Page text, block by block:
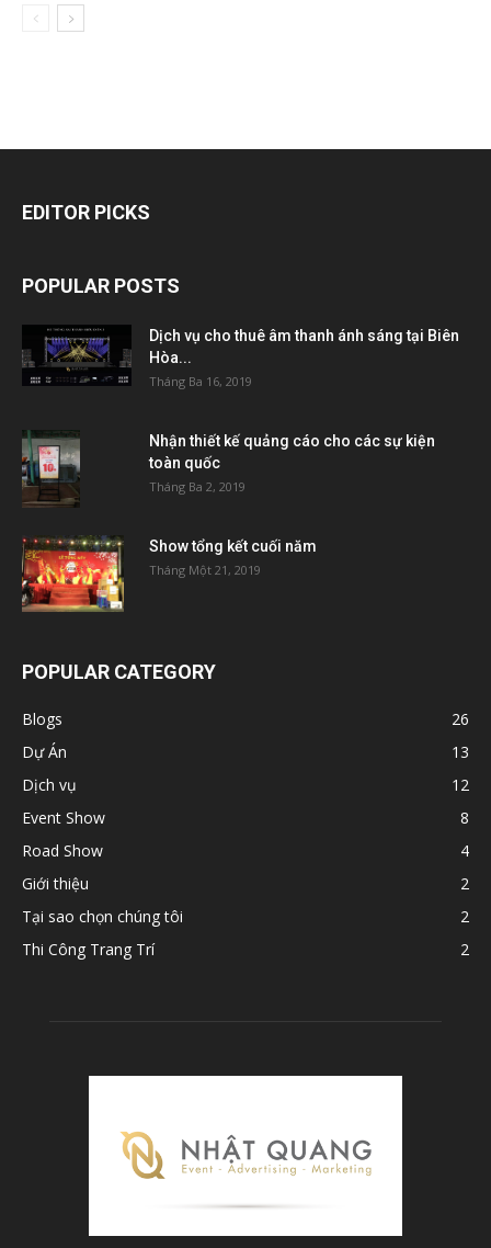
EDITOR PICKS
POPULAR POSTS
Dịch vụ cho thuê âm thanh ánh sáng tại Biên
Hòa...
Tháng Ba 16, 2019
Nhận thiết kế quảng cáo cho các sự kiện
toàn quốc
Tháng Ba 2, 2019
Show tổng kết cuối năm
Tháng Một 21, 2019
POPULAR CATEGORY
Blogs
26
Dự Án
13
Dịch vụ
12
Event Show
8
Road Show
4
Giới thiệu
2
Tại sao chọn chúng tôi
2
Thi Công Trang Trí
2